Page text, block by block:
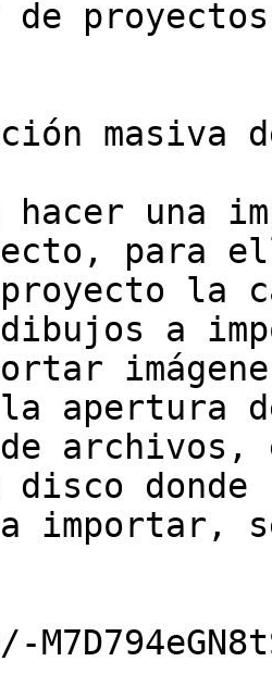
de
masiva
hacer una
para
la
a
apertura
archivos,
disco
a importar,